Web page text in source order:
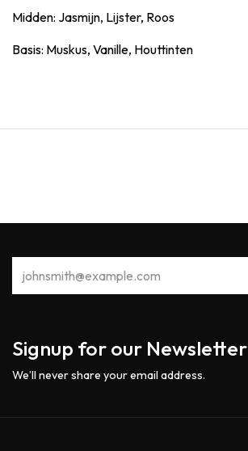
Midden: Jasmijn, Lijster, Roos
Basis: Muskus, Vanille, Houttinten
Signup for our Newsletter
We’ll never share your email address.